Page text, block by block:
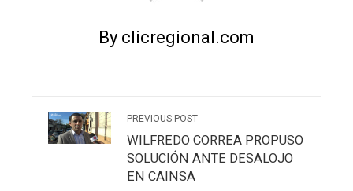
By clicregional.com
PREVIOUS POST
WILFREDO CORREA PROPUSO
SOLUCIÓN ANTE DESALOJO
EN CAINSA